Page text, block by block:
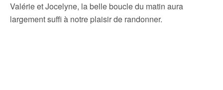
Valérie et Jocelyne, la belle boucle du matin aura
largement suffi à notre plaisir de randonner.